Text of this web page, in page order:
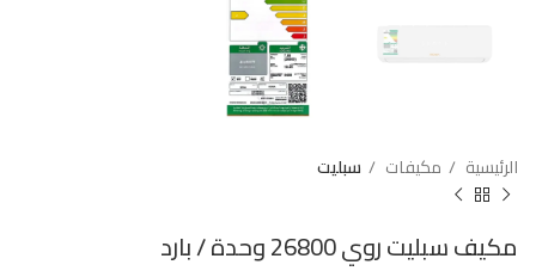
الرئيسية مكيفات سبليت
مكيف سبليت روي 26800 وحدة / بارد